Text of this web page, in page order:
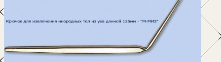
избранное сравнить